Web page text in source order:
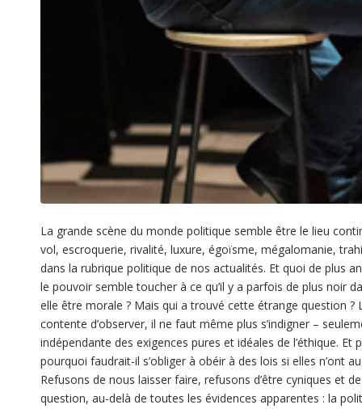
La grande scène du monde politique semble être le lieu
vol, escroquerie, rivalité, luxure, égoïsme, mégalomanie,
dans la rubrique politique de nos actualités. Et quoi de plus
le pouvoir semble toucher à ce qu’il y a parfois de plus noir
elle être morale ? Mais qui a trouvé cette étrange question ?
contente d’observer, il ne faut même plus s’indigner –
indépendante des exigences pures et idéales de l’éthique.
pourquoi faudrait-il s’obliger à obéir à des lois si elles n’ont
Refusons de nous laisser faire, refusons d’être cyniques et
question, au-delà de toutes les évidences apparentes : la